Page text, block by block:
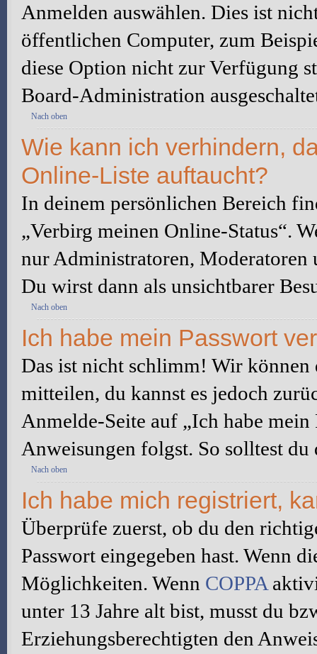
Anmelden auswählen. Dies ist
öffentlichen Computer, zum
diese Option nicht zur Verfügung
Board-Administration
Nach oben
Wie kann ich verhindern,
Online-Liste auftaucht?
In deinem persönlichen Bereich
„Verbirg meinen Online-Status“.
nur Administratoren, Moderatoren
Du wirst dann als unsichtbarer
Nach oben
Ich habe mein Passwort
Das ist nicht schlimm! Wir
mitteilen, du kannst es jedoch
Anmelde-Seite auf „Ich habe
Anweisungen folgst. So solltest
Nach oben
Ich habe mich registriert,
Überprüfe zuerst, ob du den
Passwort eingegeben hast. Wenn
Möglichkeiten. Wenn COPPA
unter 13 Jahre alt bist, musst du
Erziehungsberechtigten den